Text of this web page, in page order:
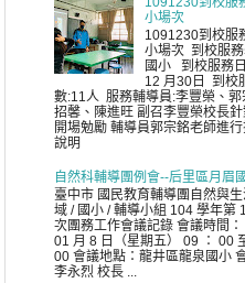
小場次
1091230到校服
小場次 到校服
國小 到校服務
12 月30日 到校
數:11人 服務輔導員:李豐榮、郭
招馨、陳進旺 副召李豐榮校長
開場勉勵 輔導員郭宗銘老師進
說明
自然科輔導團例會--后里區月眉
臺中市 國民教育輔導團自然與
域 / 國小 / 輔導小組 104 學年第
次團務工作會議記錄 會議時間
01 月 8 日（星期五） 09 ： 00
00 會議地點：龍井區龍泉國小
李永烈 校長 ...